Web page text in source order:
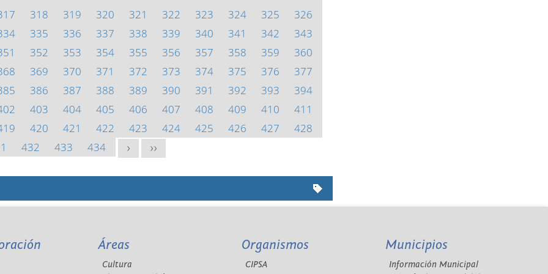
318 319 320 321 322 323 324 325
326
335 336 337 338 339 340 341 342
343
352 353 354 355 356 357 358 359
360
369 370 371 372 373 374 375 376
377
386 387 388 389 390 391 392 393
394
403 404 405 406 407 408 409 410
411
420 421 422 423 424 425 426 427
428
432 433 434 > >>
Áreas
Cultura
Organismos
CIPSA
Municipios
Información Municipal